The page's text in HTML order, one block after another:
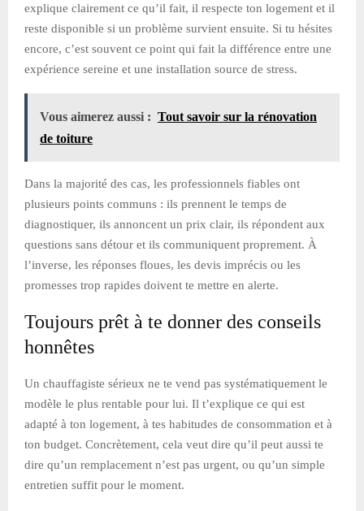
explique clairement ce qu’il fait, il respecte ton logement et il
reste disponible si un problème survient ensuite. Si tu hésites
encore, c’est souvent ce point qui fait la différence entre une
expérience sereine et une installation source de stress.
Vous aimerez aussi : Tout savoir sur la rénovation
de toiture
Dans la majorité des cas, les professionnels fiables ont
plusieurs points communs : ils prennent le temps de
diagnostiquer, ils annoncent un prix clair, ils répondent aux
questions sans détour et ils communiquent proprement. À
l’inverse, les réponses floues, les devis imprécis ou les
promesses trop rapides doivent te mettre en alerte.
Toujours prêt à te donner des conseils
honnêtes
Un chauffagiste sérieux ne te vend pas systématiquement le
modèle le plus rentable pour lui. Il t’explique ce qui est
adapté à ton logement, à tes habitudes de consommation et à
ton budget. Concrètement, cela veut dire qu’il peut aussi te
dire qu’un remplacement n’est pas urgent, ou qu’un simple
entretien suffit pour le moment.